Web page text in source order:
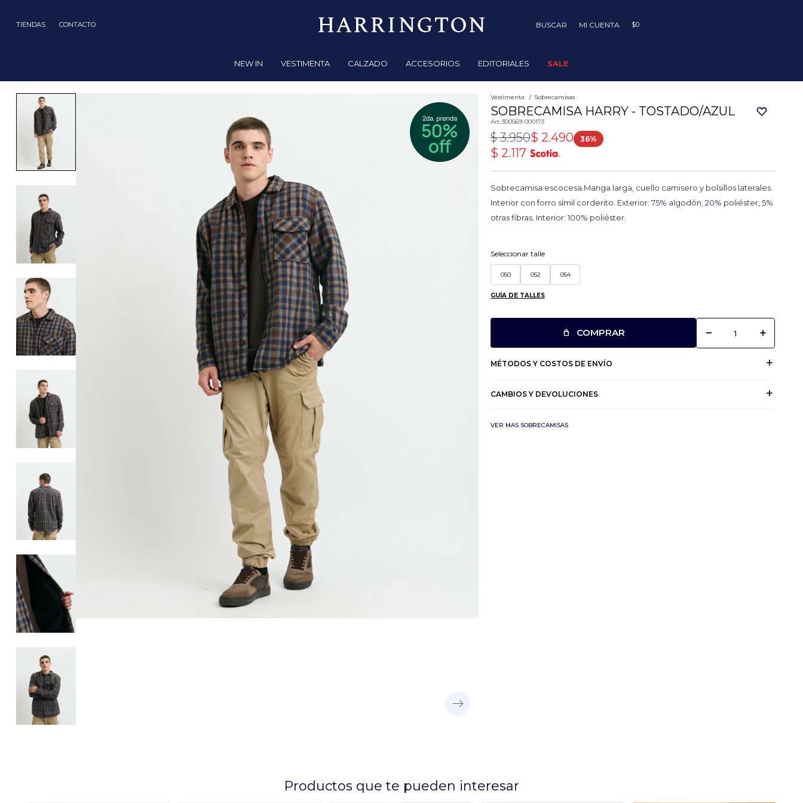
TIENDAS CONTACTO
NEW IN VESTIMENTA CALZADO ACCESORIOS EDITORIALES SALE
$0
Vestimenta Sobrecamisas
SOBRECAMISA HARRY - TOSTADO/AZUL
300569-000173
$ 2.490
$ 3.950 36
$ 2.117
Sobrecamisa escocesa.Manga larga, cuello camisero y bolsillos laterales.
Interior con forro símil corderito. Exterior: 75% algodón, 20% poliéster, 5%
otras fibras. Interior: 100% poliéster.
Seleccionar talle
050 052 054
GUÍA DE TALLES
COMPRAR remove add
MÉTODOS Y COSTOS DE ENVÍO
CAMBIOS Y DEVOLUCIONES
VER MAS SOBRECAMISAS
Productos que te pueden interesar